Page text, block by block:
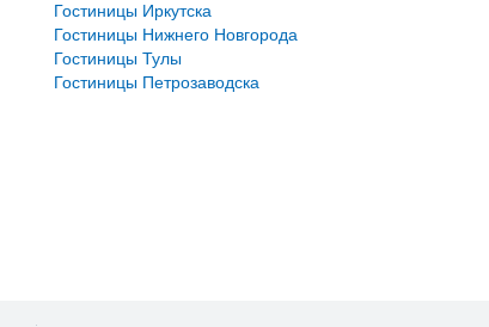
Гостиницы Иркутска
Гостиницы Нижнего Новгорода
Гостиницы Тулы
Гостиницы Петрозаводска